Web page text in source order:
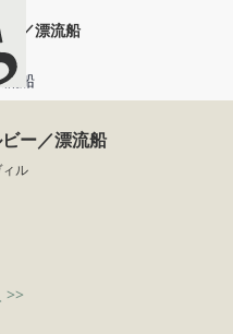
／漂流船
流船
ー／漂流船
ル
>>